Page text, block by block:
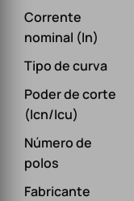
Corrente
nominal (In)
Tipo de curva
Poder de corte
(Icn/Icu)
Número de
polos
Fabricante